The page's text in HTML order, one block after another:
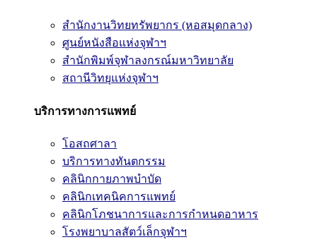
สำนักงานวิทยทรัพยากร (หอสมุดกลาง)
ศูนย์หนังสือแห่งจุฬาฯ
สำนักพิมพ์จุฬาลงกรณ์มหาวิทยาลัย
สถานีวิทยุแห่งจุฬาฯ
บริการทางการแพทย์
โอสถศาลา
บริการทางทันตกรรม
คลินิกกายภาพบำบัด
คลินิกเทคนิคการแพทย์
คลินิกโภชนาการและการกำหนดอาหาร
โรงพยาบาลสัตว์เล็กจุฬาฯ